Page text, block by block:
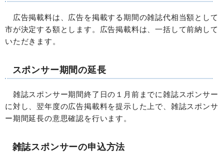
広告掲載料は、広告を掲載する期間の雑誌代相当額として
市が決定する額とします。広告掲載料は、一括して前納して
いただきます。
スポンサー期間の延長
雑誌スポンサー期間終了日の１月前までに雑誌スポンサー
に対し、翌年度の広告掲載料を提示した上で、雑誌スポンサ
ー期間延長の意思確認を行います。
雑誌スポンサーの申込方法